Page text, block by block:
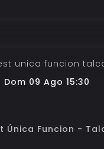
Dom 09 Ago 15:30
Única Funcion -